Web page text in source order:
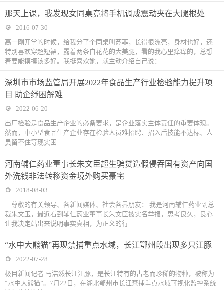
那天上课，我发现女同桌竟将手机调成震动夹在大腿根处
2016-07-30
高一刚开学的时候，给我分了个同桌叫苏菲，长得很漂亮，身材也好，还
特别喜欢穿超短裙，露着两条白花花的大美腿，看的我心里痒痒的，总想
着要能摸摸该多好。我挺喜欢她，就主动介绍自己说：
深圳市市场监管局开展2022年食品生产行业检验能力提升项
目 助企纾困解难
2022-06-20
出厂检验是食品生产企业的必备要求，是企业落实主体责任的重要体现。
然而，中小型食品生产企业存在检验人员难招聘、招入后技能不达标、人
员留不住等现实困
河南辅仁药业董事长朱文臣超生骗贷造假侵吞国有资产向国
外洗钱非法转移资金境外购买豪宅
2018-08-03
尊敬的有关领导、各新闻媒体、社会各界朋友： 我是河南辅仁药业副总
裁朱文玉，最近看到辅仁药业董事长朱文臣被实名举报，思考良久，良心
让我决定站出来说明事实真相，为正义的行
“水中大熊猫”再现禁捕重点水域，长江鄂州段出现多只江豚
2022-07-28
极目新闻记者 马浩然长江江豚，是长江特有的古老而珍稀的物种，被称为
“水中大熊猫”。7月22日，在湖北鄂州市长江禁捕重点水域可视化监控系统